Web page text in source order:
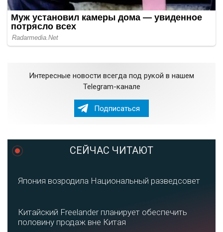
Интересные новости всегда под рукой в нашем
Telegram-канале
Подписаться
СЕЙЧАС ЧИТАЮТ
Япония возродила Национальный разведсовет
Китайский Freelander планирует обеспечить
половину продаж вне Китая